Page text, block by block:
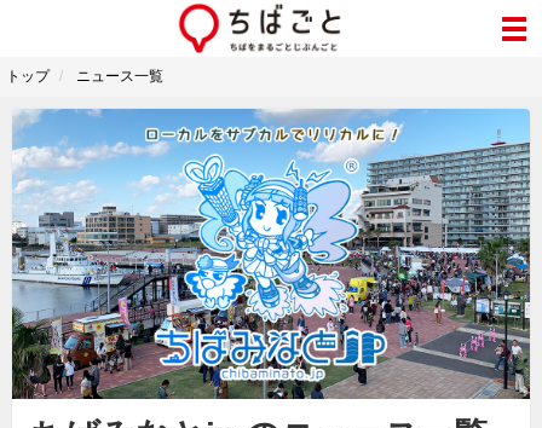
トップ ニュース一覧